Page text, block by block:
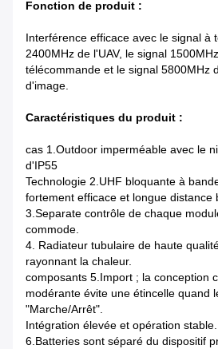
Fonction de produit :
Interférence efficace avec le signal à
2400MHz de l'UAV, le signal
télécommande et le signal 5800MHz
d'image.
Caractéristiques du produit :
cas 1.Outdoor imperméable avec le
d'IP55
Technologie 2.UHF bloquante à
fortement efficace et longue distance
3.Separate contrôle de chaque
commode.
4. Radiateur tubulaire de haute
rayonnant la chaleur.
composants 5.Import ; la conception
modérante évite une étincelle quand
"Marche/Arrêt".
Intégration élevée et opération stable.
6.Batteries sont séparé du dispositif